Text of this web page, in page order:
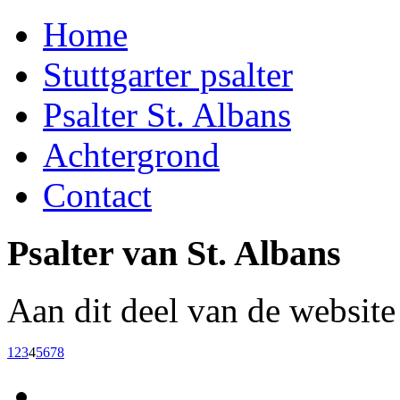
Home
Stuttgarter psalter
Psalter St. Albans
Achtergrond
Contact
Psalter van St. Albans
Aan dit deel van de
12345678